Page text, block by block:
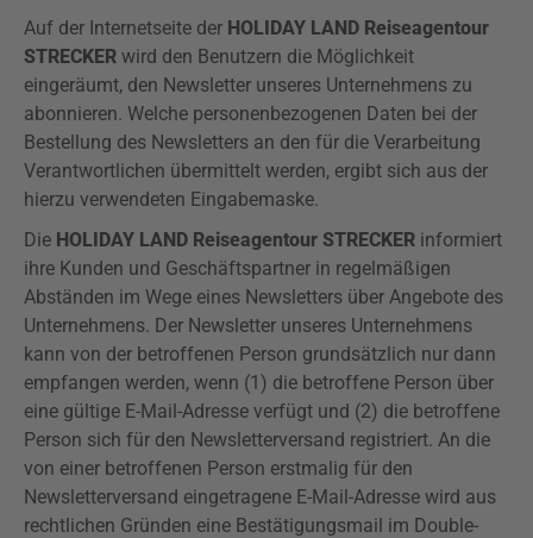
Auf der Internetseite der HOLIDAY LAND Reiseagentour
STRECKER wird den Benutzern die Möglichkeit
eingeräumt, den Newsletter unseres Unternehmens zu
abonnieren. Welche personenbezogenen Daten bei der
Bestellung des Newsletters an den für die Verarbeitung
Verantwortlichen übermittelt werden, ergibt sich aus der
hierzu verwendeten Eingabemaske.
Die HOLIDAY LAND Reiseagentour STRECKER informiert
ihre Kunden und Geschäftspartner in regelmäßigen
Abständen im Wege eines Newsletters über Angebote des
Unternehmens. Der Newsletter unseres Unternehmens
kann von der betroffenen Person grundsätzlich nur dann
empfangen werden, wenn (1) die betroffene Person über
eine gültige E-Mail-Adresse verfügt und (2) die betroffene
Person sich für den Newsletterversand registriert. An die
von einer betroffenen Person erstmalig für den
Newsletterversand eingetragene E-Mail-Adresse wird aus
rechtlichen Gründen eine Bestätigungsmail im Double-